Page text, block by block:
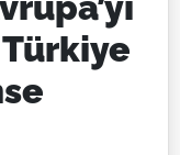
Türkiye